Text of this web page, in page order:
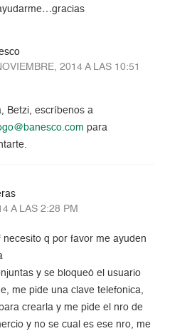
2014 A LAS 10:51
Betzi, escríbenos a
para
A LAS 2:28 PM
necesito q por favor me ayuden
y se bloqueó el usuario
me pide una clave telefonica,
crearla y me pide el nro de
y no se cual es ese nro, me